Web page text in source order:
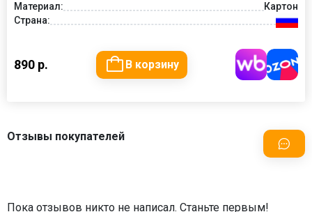
Материал:
Картон
Страна:
890 р. В корзину
Отзывы покупателей
Пока отзывов никто не написал. Станьте первым!